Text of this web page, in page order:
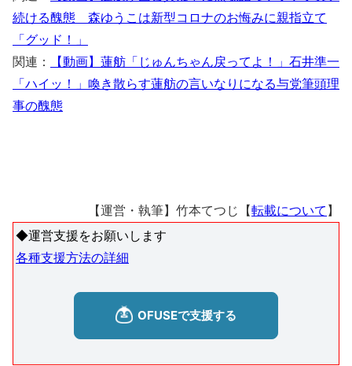
続ける醜態 森ゆうこは新型コロナのお悔みに親指立て
「グッド！」
関連：
【動画】蓮舫「じゅんちゃん戻ってよ！」石井準一
「ハイッ！」喚き散らす蓮舫の言いなりになる与党筆頭理
事の醜態
【運営・執筆】竹本てつじ【転載について 】
◆運営支援をお願いします
各種支援方法の詳細